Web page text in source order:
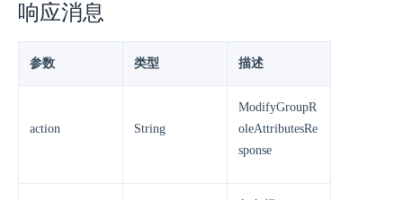
响应消息
参数 类型 描述
action String
ModifyGroupR
oleAttributesRe
sponse